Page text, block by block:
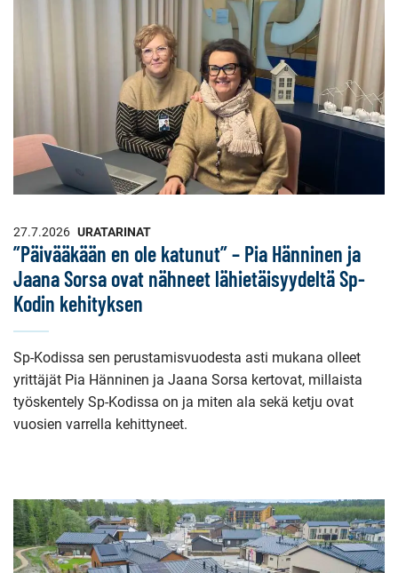
27.7.2026 URATARINAT
”Päivääkään en ole katunut” – Pia Hänninen ja
Jaana Sorsa ovat nähneet lähietäisyydeltä Sp-
Kodin kehityksen
Sp-Kodissa sen perustamisvuodesta asti mukana olleet
yrittäjät Pia Hänninen ja Jaana Sorsa kertovat, millaista
työskentely Sp-Kodissa on ja miten ala sekä ketju ovat
vuosien varrella kehittyneet.